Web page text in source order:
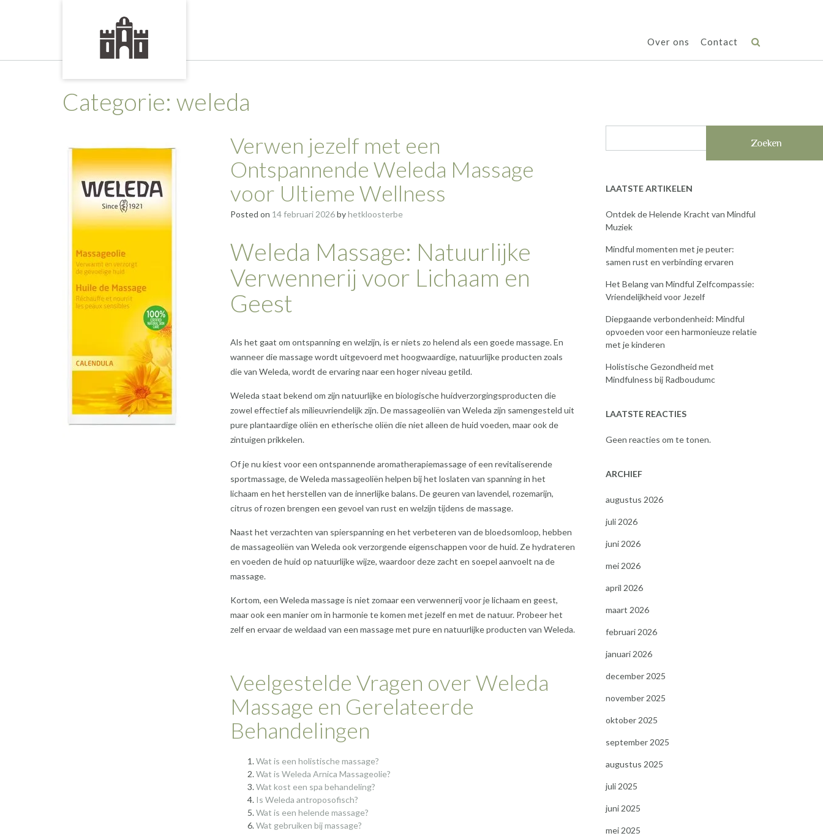
Over ons Contact
Categorie: weleda
Verwen jezelf met een
Ontspannende Weleda Massage
voor Ultieme Wellness
Posted on 14 februari 2026byhetkloosterbe
Weleda Massage: Natuurlijke
Verwennerij voor Lichaam en
Geest
Als het gaat om ontspanning en welzijn, is er niets zo helend als een goede massage. En
wanneer die massage wordt uitgevoerd met hoogwaardige, natuurlijke producten zoals
die van Weleda, wordt de ervaring naar een hoger niveau getild.
Weleda staat bekend om zijn natuurlijke en biologische huidverzorgingsproducten die
zowel effectief als milieuvriendelijk zijn. De massageoliën van Weleda zijn samengesteld uit
pure plantaardige oliën en etherische oliën die niet alleen de huid voeden, maar ook de
zintuigen prikkelen.
Of je nu kiest voor een ontspannende aromatherapiemassage of een revitaliserende
sportmassage, de Weleda massageoliën helpen bij het loslaten van spanning in het
lichaam en het herstellen van de innerlijke balans. De geuren van lavendel, rozemarijn,
citrus of rozen brengen een gevoel van rust en welzijn tijdens de massage.
Naast het verzachten van spierspanning en het verbeteren van de bloedsomloop, hebben
de massageoliën van Weleda ook verzorgende eigenschappen voor de huid. Ze hydrateren
en voeden de huid op natuurlijke wijze, waardoor deze zacht en soepel aanvoelt na de
massage.
Kortom, een Weleda massage is niet zomaar een verwennerij voor je lichaam en geest,
maar ook een manier om in harmonie te komen met jezelf en met de natuur. Probeer het
zelf en ervaar de weldaad van een massage met pure en natuurlijke producten van Weleda.
Veelgestelde Vragen over Weleda
Massage en Gerelateerde
Behandelingen
Wat is een holistische massage?
Wat is Weleda Arnica Massageolie?
Wat kost een spa behandeling?
Is Weleda antroposofisch?
Wat is een helende massage?
Wat gebruiken bij massage?
Zoeken
LAATSTE ARTIKELEN
Ontdek de Helende Kracht van Mindful
Muziek
Mindful momenten met je peuter:
samen rust en verbinding ervaren
Het Belang van Mindful Zelfcompassie:
Vriendelijkheid voor Jezelf
Diepgaande verbondenheid: Mindful
opvoeden voor een harmonieuze relatie
met je kinderen
Holistische Gezondheid met
Mindfulness bij Radboudumc
LAATSTE REACTIES
Geen reacties om te tonen.
ARCHIEF
augustus 2026
juli 2026
juni 2026
mei 2026
april 2026
maart 2026
februari 2026
januari 2026
december 2025
november 2025
oktober 2025
september 2025
augustus 2025
juli 2025
juni 2025
mei 2025